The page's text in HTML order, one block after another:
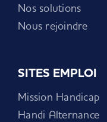
Nos solutions
Nous rejoindre
SITES EMPLOI
Mission Handicap
Handi Alternance